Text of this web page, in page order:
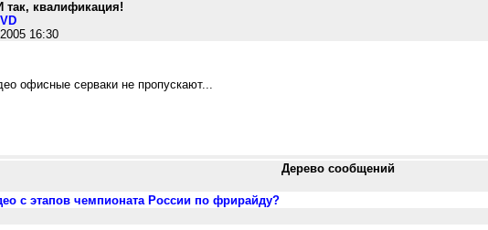
так, квалификация!
16:30
офисные серваки не пропускают...
Дерево сообщений
с этапов чемпионата России по фрирайду?